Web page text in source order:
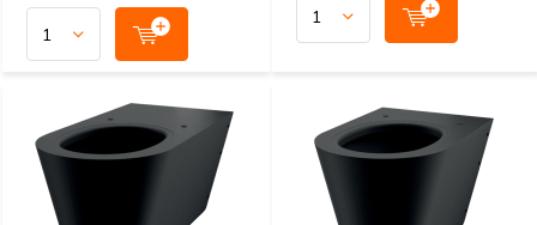
uitstraling zoekt of een robuust staand toilet voor
drukbezochte locaties: bij Hygiene-shop.be vindt u altijd
assortiment
bedieningsplaten en reinigingsproducten.
Waarom toiletten kopen bij Hygiene-
shop.be?